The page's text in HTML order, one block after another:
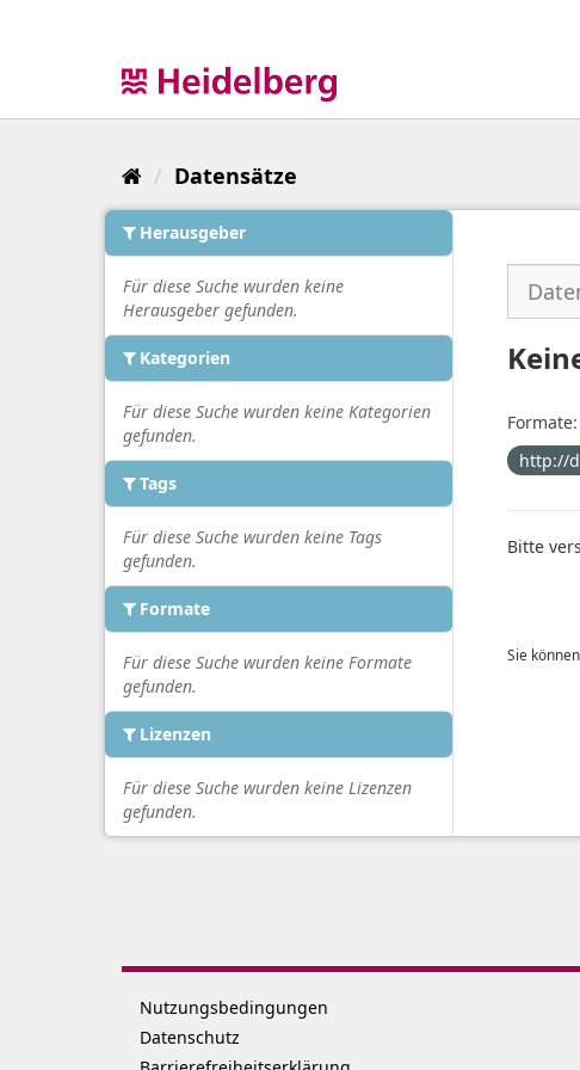
Datensätze
Herausgeber
Für diese Suche wurden keine
Herausgeber gefunden.
Kategorien
Für diese Suche wurden keine Kategorien
gefunden.
Tags
Für diese Suche wurden keine Tags
gefunden.
Formate
Für diese Suche wurden keine Formate
gefunden.
Lizenzen
Für diese Suche wurden keine Lizenzen
gefunden.
Formate:
http://
Bitte
Sie
Nutzungsbedingungen
Datenschutz